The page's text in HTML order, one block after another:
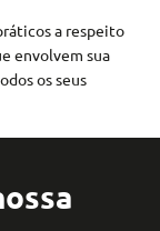
a respeito
envolvem sua
os seus